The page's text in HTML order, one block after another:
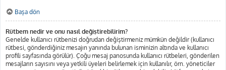
Başa dön
Rütbem nedir ve onu nasıl değiştirebilirim?
Genelde kullanıcı rütbenizi doğrudan değiştirmeniz mümkün değildir (kullanıcı
rütbesi, gönderdiğiniz mesajın yanında bulunan isminizin altında ve kullanıcı
profili sayfasında görülür). Çoğu mesaj panosunda kullanıcı rütbeleri, gönderilen
mesajların sayısını veya yetkili üyeleri belirlemek için kullanılır, örn. yöneticiler